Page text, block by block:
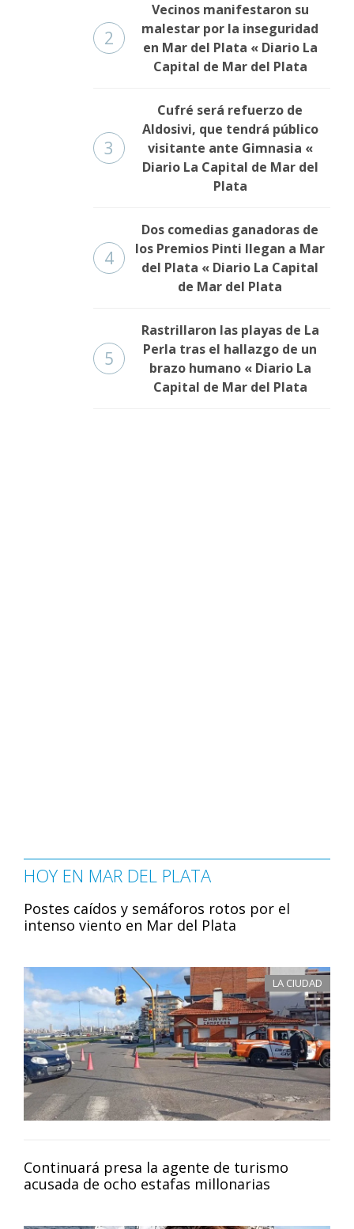
2
Vecinos manifestaron su
malestar por la inseguridad
en Mar del Plata « Diario La
Capital de Mar del Plata
3
Cufré será refuerzo de
Aldosivi, que tendrá público
visitante ante Gimnasia «
Diario La Capital de Mar del
Plata
4
Dos comedias ganadoras de
los Premios Pinti llegan a Mar
del Plata « Diario La Capital
de Mar del Plata
5
Rastrillaron las playas de La
Perla tras el hallazgo de un
brazo humano « Diario La
Capital de Mar del Plata
HOY EN MAR DEL PLATA
Postes caídos y semáforos rotos por el
intenso viento en Mar del Plata
LA CIUDAD
Continuará presa la agente de turismo
acusada de ocho estafas millonarias